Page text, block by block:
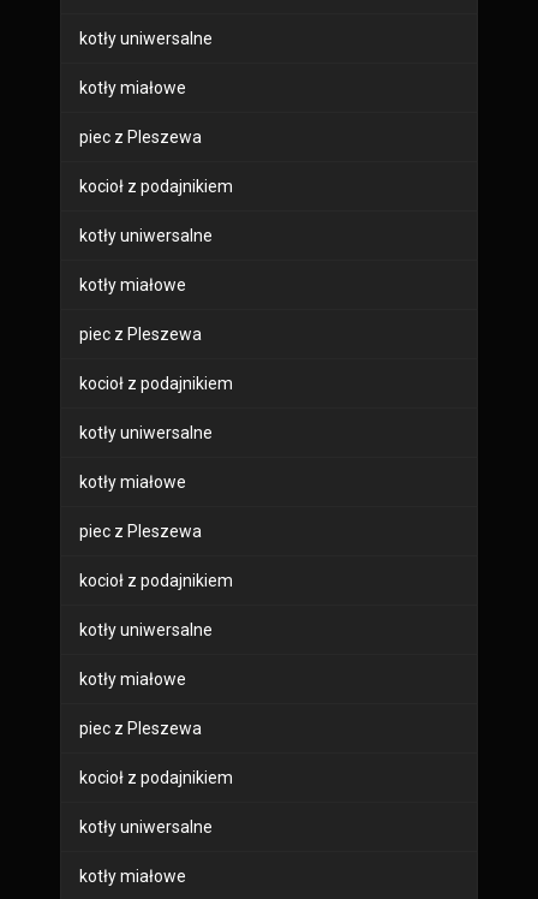
kotły uniwersalne
kotły miałowe
piec z Pleszewa
kocioł z podajnikiem
kotły uniwersalne
kotły miałowe
piec z Pleszewa
kocioł z podajnikiem
kotły uniwersalne
kotły miałowe
piec z Pleszewa
kocioł z podajnikiem
kotły uniwersalne
kotły miałowe
piec z Pleszewa
kocioł z podajnikiem
kotły uniwersalne
kotły miałowe